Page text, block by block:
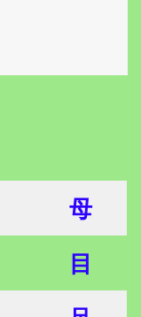
母
目